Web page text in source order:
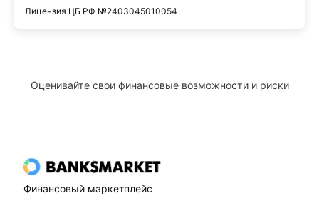
Лицензия ЦБ РФ №2403045010054
Оценивайте свои финансовые возможности и риски
Финансовый маркетплейс